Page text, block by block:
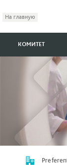
На главную
КОМИТЕТ